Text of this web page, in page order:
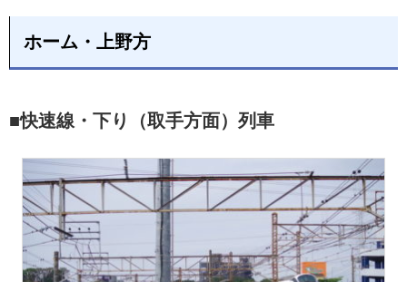
ホーム・上野方
■快速線・下り（取手方面）列車